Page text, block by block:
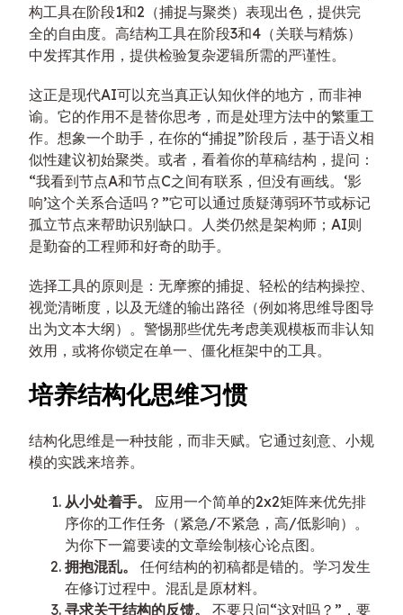
构工具在阶段1和2（捕捉与聚类）表现出色，提供完
全的自由度。高结构工具在阶段3和4（关联与精炼）
中发挥其作用，提供检验复杂逻辑所需的严谨性。
这正是现代AI可以充当真正认知伙伴的地方，而非神
谕。它的作用不是替你思考，而是处理方法中的繁重工
作。想象一个助手，在你的“捕捉”阶段后，基于语义相
似性建议初始聚类。或者，看着你的草稿结构，提问：
“我看到节点A和节点C之间有联系，但没有画线。‘影
响’这个关系合适吗？”它可以通过质疑薄弱环节或标记
孤立节点来帮助识别缺口。人类仍然是架构师；AI则
是勤奋的工程师和好奇的助手。
选择工具的原则是：无摩擦的捕捉、轻松的结构操控、
视觉清晰度，以及无缝的输出路径（例如将思维导图导
出为文本大纲）。警惕那些优先考虑美观模板而非认知
效用，或将你锁定在单一、僵化框架中的工具。
培养结构化思维习惯
结构化思维是一种技能，而非天赋。它通过刻意、小规
模的实践来培养。
从小处着手。
应用一个简单的2x2矩阵来优先排
序你的工作任务（紧急/不紧急，高/低影响）。
为你下一篇要读的文章绘制核心论点图。
拥抱混乱。
任何结构的初稿都是错的。学习发生
在修订过程中。混乱是原材料。
寻求关于结构的反馈。
不要只问“这对吗？”，要